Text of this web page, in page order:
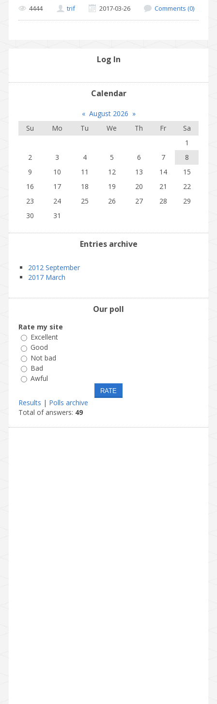
4444 trif 2017-03-26 Comments (0)
Log In
Calendar
« August 2026 »
Su
Mo Tu We Th Fr
Sa
1
2
3 4 5 6 7
8
9
10 11 12 13 14
15
16
17 18 19 20 21
22
23
24 25 26 27 28
29
30
31
Entries archive
2012 September
2017 March
Our poll
Rate my site
Excellent
Good
Not bad
Bad
Awful
Results | Polls archive
Total of answers: 49